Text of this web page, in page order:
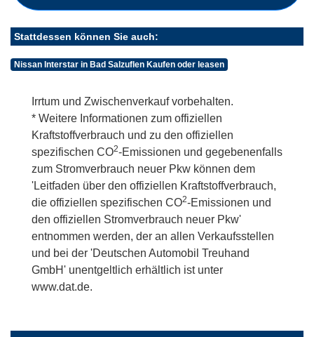
Stattdessen können Sie auch:
Nissan Interstar in Bad Salzuflen Kaufen oder leasen
Irrtum und Zwischenverkauf vorbehalten.
* Weitere Informationen zum offiziellen
Kraftstoffverbrauch und zu den offiziellen
spezifischen CO2-Emissionen und gegebenenfalls
zum Stromverbrauch neuer Pkw können dem
'Leitfaden über den offiziellen Kraftstoffverbrauch,
die offiziellen spezifischen CO2-Emissionen und
den offiziellen Stromverbrauch neuer Pkw'
entnommen werden, der an allen Verkaufsstellen
und bei der 'Deutschen Automobil Treuhand
GmbH' unentgeltlich erhältlich ist unter
www.dat.de.